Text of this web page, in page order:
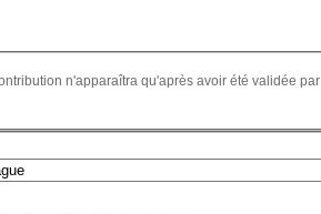
n'apparaîtra qu'après avoir été validée par